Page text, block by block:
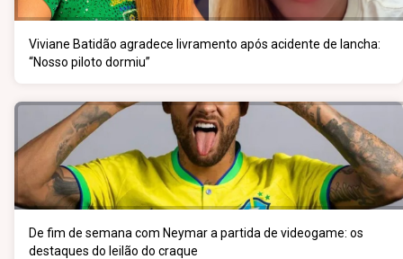
Viviane Batidão agradece livramento após acidente de lancha:
“Nosso piloto dormiu”
De fim de semana com Neymar a partida de videogame: os
destaques do leilão do craque